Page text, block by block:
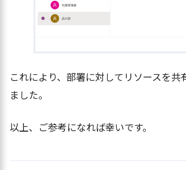
これにより、部署に対してリソースを共
ました。
以上、ご参考になれば幸いです。